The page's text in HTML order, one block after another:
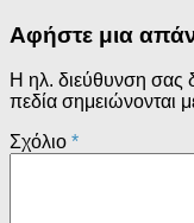
Αφήστε μια
Η ηλ. διεύθυνση σας
πεδία σημειώνονται
Σχόλιο *